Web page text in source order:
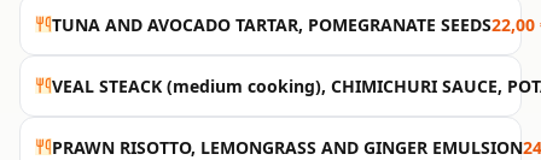
TUNA AND AVOCADO TARTAR, POMEGRANATE SEEDS22,00
VEAL STEACK (medium cooking), CHIMICHURI SAUCE,
PRAWN RISOTTO, LEMONGRASS AND GINGER EMULSION